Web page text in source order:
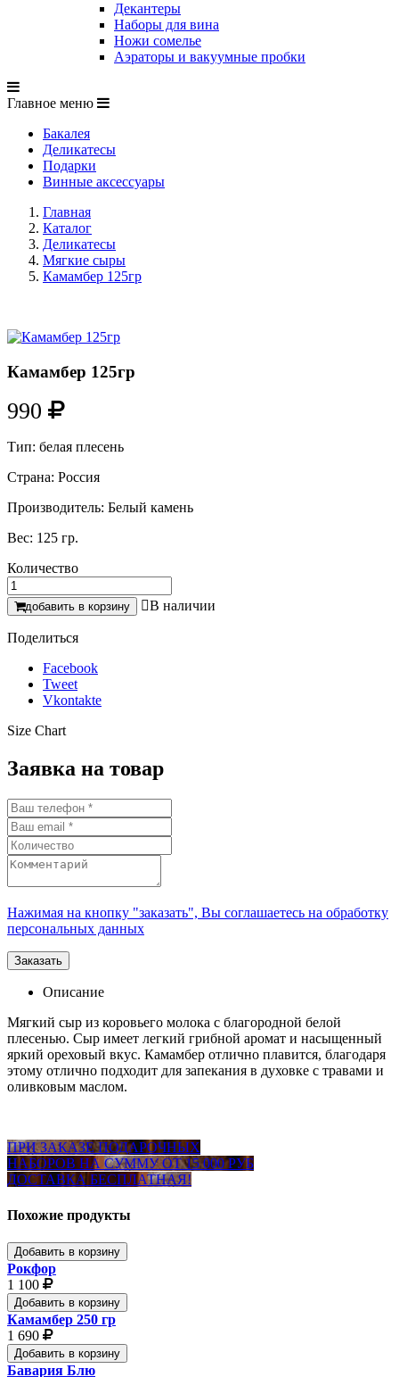
Декантеры
Наборы для вина
Ножи сомелье
Аэраторы и вакуумные пробки
Главное меню
Бакалея
Деликатесы
Подарки
Винные аксессуары
Главная
Каталог
Деликатесы
Мягкие сыры
Камамбер 125гр
Камамбер 125гр
990
Тип: белая плесень
Страна: Россия
Производитель: Белый камень
Вес: 125 гр.
Количество
добавить в корзину В наличии
Поделиться
Facebook
Tweet
Vkontakte
Size Chart
Заявка на товар
Нажимая на кнопку "заказать", Вы соглашаетесь на обработку
персональных данных
Описание
Мягкий сыр из коровьего молока с благородной белой
плесенью. Сыр имеет легкий грибной аромат и насыщенный
яркий ореховый вкус. Камамбер отлично плавится, благодаря
этому отлично подходит для запекания в духовке с травами и
оливковым маслом.
ПРИ ЗАКАЗЕ ПОДАРОЧНЫХ
НАБОРОВ НА СУММУ ОТ 15 000 РУБ
ДОСТАВКА БЕСПЛАТНАЯ!
Похожие продукты
Добавить в корзину
Рокфор
1 100
Добавить в корзину
Камамбер 250 гр
1 690
Добавить в корзину
Бавария Блю